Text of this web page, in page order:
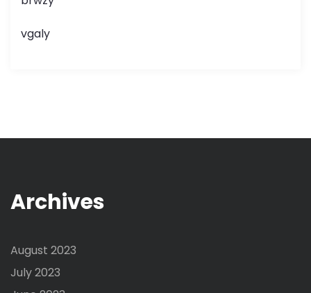
vgaly
Archives
August 2023
July 2023